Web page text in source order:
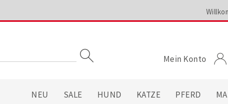
Mein Konto
NEU SALE HUND KATZE PFERD